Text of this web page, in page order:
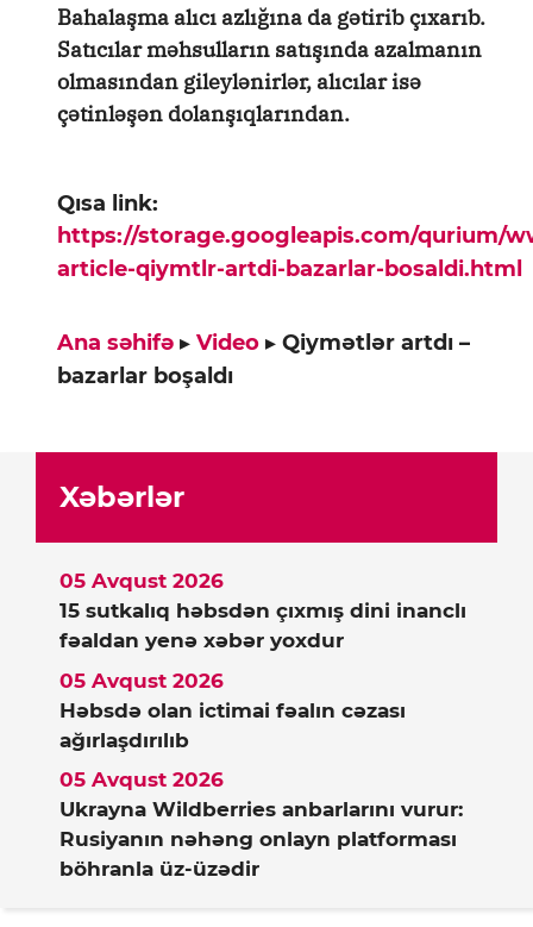
Bahalaşma alıcı azlığına da gətirib çıxarıb.
Satıcılar məhsulların satışında azalmanın
olmasından gileylənirlər, alıcılar isə
çətinləşən dolanşıqlarından.
Qısa link:
https://storage.googleapis.com/qurium/
article-qiymtlr-artdi-bazarlar-bosaldi.html
Ana səhifə ▸ Video ▸ Qiymәtlәr artdı –
bazarlar boşaldı
Xəbərlər
15 sutkalıq həbsdən çıxmış dini inanclı
fəaldan yenə xəbər yoxdur
05 Avqust 2026
Həbsdə olan ictimai fəalın cəzası
ağırlaşdırılıb
05 Avqust 2026
Ukrayna Wildberries anbarlarını vurur:
Rusiyanın nəhəng onlayn platforması
böhranla üz-üzədir
05 Avqust 2026